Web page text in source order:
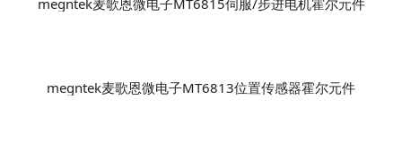
megntek麦歌恩微电子MT6816电脑横机伺服电机霍尔元件
megntek麦歌恩微电子MT6825位置传感器霍尔元件